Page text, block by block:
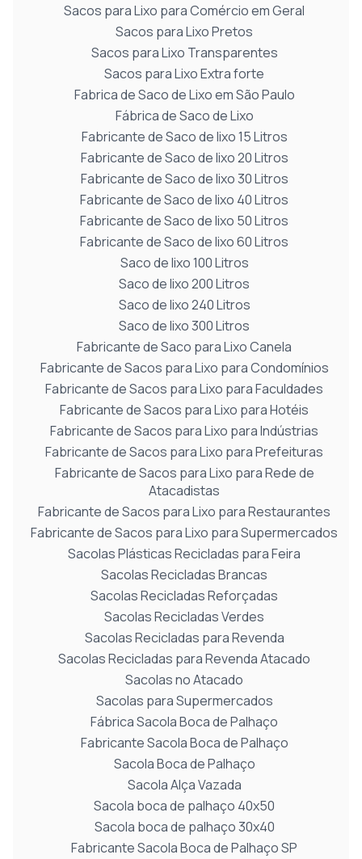
Sacos para Lixo para Comércio em Geral
Sacos para Lixo Pretos
Sacos para Lixo Transparentes
Sacos para Lixo Extra forte
Fabrica de Saco de Lixo em São Paulo
Fábrica de Saco de Lixo
Fabricante de Saco de lixo 15 Litros
Fabricante de Saco de lixo 20 Litros
Fabricante de Saco de lixo 30 Litros
Fabricante de Saco de lixo 40 Litros
Fabricante de Saco de lixo 50 Litros
Fabricante de Saco de lixo 60 Litros
Saco de lixo 100 Litros
Saco de lixo 200 Litros
Saco de lixo 240 Litros
Saco de lixo 300 Litros
Fabricante de Saco para Lixo Canela
Fabricante de Sacos para Lixo para Condomínios
Fabricante de Sacos para Lixo para Faculdades
Fabricante de Sacos para Lixo para Hotéis
Fabricante de Sacos para Lixo para Indústrias
Fabricante de Sacos para Lixo para Prefeituras
Fabricante de Sacos para Lixo para Rede de
Atacadistas
Fabricante de Sacos para Lixo para Restaurantes
Fabricante de Sacos para Lixo para Supermercados
Sacolas Plásticas Recicladas para Feira
Sacolas Recicladas Brancas
Sacolas Recicladas Reforçadas
Sacolas Recicladas Verdes
Sacolas Recicladas para Revenda
Sacolas Recicladas para Revenda Atacado
Sacolas no Atacado
Sacolas para Supermercados
Fábrica Sacola Boca de Palhaço
Fabricante Sacola Boca de Palhaço
Sacola Boca de Palhaço
Sacola Alça Vazada
Sacola boca de palhaço 40x50
Sacola boca de palhaço 30x40
Fabricante Sacola Boca de Palhaço SP